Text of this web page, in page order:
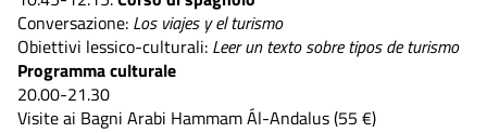
Conversazione: Los viajes y el turismo
Obiettivi lessico-culturali: Leer un texto sobre tipos de turismo
Programma culturale
20.00-21.30
Visite ai Bagni Arabi Hammam Ál-Andalus (55 €)